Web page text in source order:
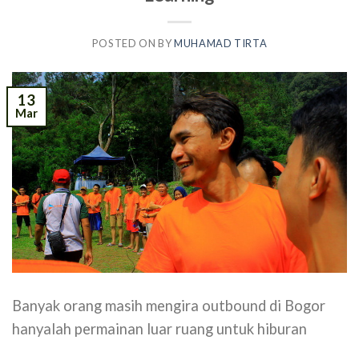
POSTED ONBYMUHAMAD TIRTA
13
Mar
Banyak orang masih mengira outbound di Bogor
hanyalah permainan luar ruang untuk hiburan